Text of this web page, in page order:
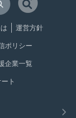
運営方針
ポリシー
企業一覧
ト